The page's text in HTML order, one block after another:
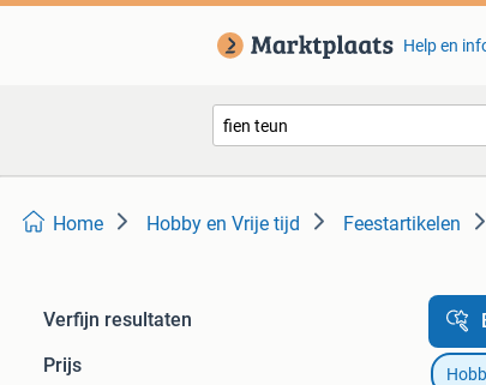
Help en
Home Hobby en Vrije tijd Feestartikelen
Verfijn resultaten
Prijs